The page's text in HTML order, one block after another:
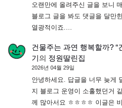
오랜만에 올려주신 글을 보니
블로그 글을 봐도 댓글을 달만
열광적이죠.…
건물주는 과연 행복할까? “
기의 정원딸린집
2026년 04월 29일
안녕하세요. 답글을 너무 늦게
지 블로그 운영이 소홀했던거
께 많아서요 ㅎㅎㅎㅎ 이글은